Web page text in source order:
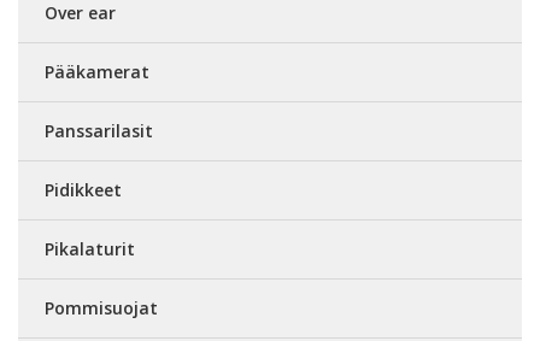
Over ear
Pääkamerat
Panssarilasit
Pidikkeet
Pikalaturit
Pommisuojat